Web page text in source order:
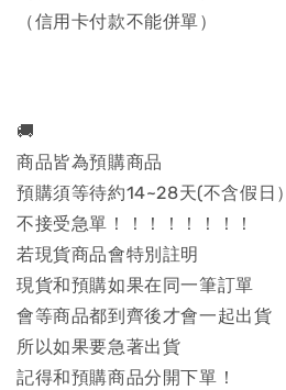
（信用卡付款不能併單）
🚚
商品皆為預購商品
預購須等待約14~28天(不含假日）
不接受急單！！！！！！！！
若現貨商品會特別註明
現貨和預購如果在同一筆訂單
會等商品都到齊後才會一起出貨
所以如果要急著出貨
記得和預購商品分開下單！